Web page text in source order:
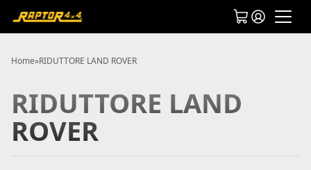
Home»RIDUTTORE LAND ROVER
RIDUTTORE LAND
ROVER